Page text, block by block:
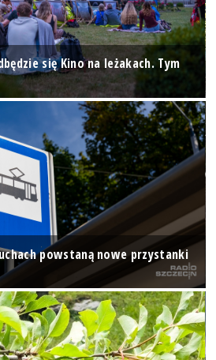
się Kino na leżakach. Tym
powstaną nowe przystanki